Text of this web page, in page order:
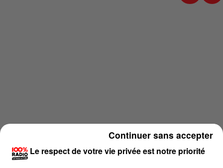
Le respect de votre vie privée est notre priorité
Continuer sans accepter